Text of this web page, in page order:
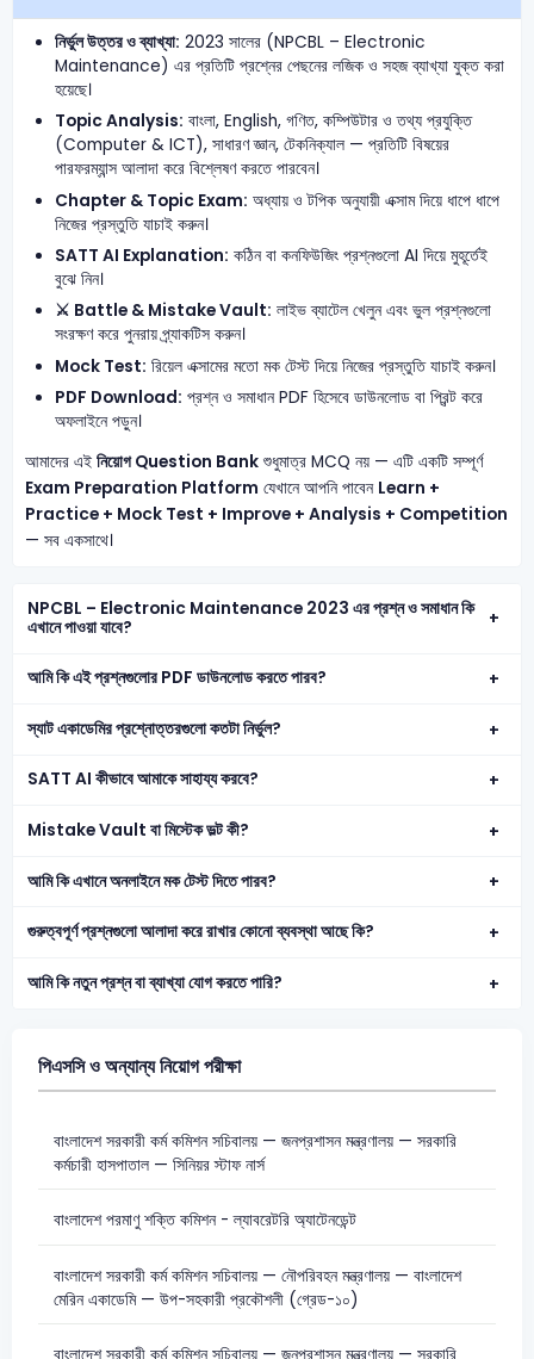
নির্ভুল উত্তর ও ব্যাখ্যা: 2023 সালের (NPCBL – Electronic
Maintenance) এর প্রতিটি প্রশ্নের পেছনের লজিক ও সহজ ব্যাখ্যা যুক্ত করা
হয়েছে।
Topic Analysis: বাংলা, English, গণিত, কম্পিউটার ও তথ্য প্রযুক্তি
(Computer & ICT), সাধারণ জ্ঞান, টেকনিক্যাল — প্রতিটি বিষয়ের
পারফরম্যান্স আলাদা করে বিশ্লেষণ করতে পারবেন।
Chapter & Topic Exam: অধ্যায় ও টপিক অনুযায়ী এক্সাম দিয়ে ধাপে ধাপে
নিজের প্রস্তুতি যাচাই করুন।
SATT AI Explanation: কঠিন বা কনফিউজিং প্রশ্নগুলো AI দিয়ে মুহূর্তেই
বুঝে নিন।
⚔️ Battle & Mistake Vault: লাইভ ব্যাটেল খেলুন এবং ভুল প্রশ্নগুলো
সংরক্ষণ করে পুনরায় প্র্যাকটিস করুন।
Mock Test: রিয়েল এক্সামের মতো মক টেস্ট দিয়ে নিজের প্রস্তুতি যাচাই করুন।
PDF Download: প্রশ্ন ও সমাধান PDF হিসেবে ডাউনলোড বা প্রিন্ট করে
অফলাইনে পড়ুন।
আমাদের এই নিয়োগ Question Bankশুধুমাত্র MCQ নয় — এটি একটি সম্পূর্ণ
Exam Preparation Platform যেখানে আপনি পাবেন Learn +
Practice + Mock Test + Improve + Analysis + Competition
— সব একসাথে।
NPCBL – Electronic Maintenance 2023 এর প্রশ্ন ও সমাধান কি
এখানে পাওয়া যাবে?
আমি কি এই প্রশ্নগুলোর PDF ডাউনলোড করতে পারব?
স্যাট একাডেমির প্রশ্নোত্তরগুলো কতটা নির্ভুল?
SATT AI কীভাবে আমাকে সাহায্য করবে?
Mistake Vault বা মিস্টেক ভল্ট কী?
আমি কি এখানে অনলাইনে মক টেস্ট দিতে পারব?
গুরুত্বপূর্ণ প্রশ্নগুলো আলাদা করে রাখার কোনো ব্যবস্থা আছে কি?
আমি কি নতুন প্রশ্ন বা ব্যাখ্যা যোগ করতে পারি?
পিএসসি ও অন্যান্য নিয়োগ পরীক্ষা
বাংলাদেশ সরকারী কর্ম কমিশন সচিবালয় — জনপ্রশাসন মন্ত্রণালয় — সরকারি
কর্মচারী হাসপাতাল — সিনিয়র স্টাফ নার্স
বাংলাদেশ পরমাণু শক্তি কমিশন - ল্যাবরেটরি অ্যাটেনডেন্ট
বাংলাদেশ সরকারী কর্ম কমিশন সচিবালয় — নৌপরিবহন মন্ত্রণালয় — বাংলাদেশ
মেরিন একাডেমি — উপ-সহকারী প্রকৌশলী (গ্রেড-১০)